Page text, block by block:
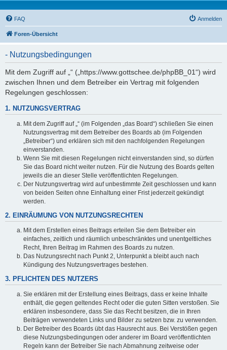
FAQ Anmelden
Foren-Übersicht
- Nutzungsbedingungen
Mit dem Zugriff auf „“ („https://www.gottschee.de/phpBB_01“) wird
zwischen Ihnen und dem Betreiber ein Vertrag mit folgenden
Regelungen geschlossen:
1. NUTZUNGSVERTRAG
Mit dem Zugriff auf „“ (im Folgenden „das Board“) schließen Sie einen
Nutzungsvertrag mit dem Betreiber des Boards ab (im Folgenden
„Betreiber“) und erklären sich mit den nachfolgenden Regelungen
einverstanden.
Wenn Sie mit diesen Regelungen nicht einverstanden sind, so dürfen
Sie das Board nicht weiter nutzen. Für die Nutzung des Boards gelten
jeweils die an dieser Stelle veröffentlichten Regelungen.
Der Nutzungsvertrag wird auf unbestimmte Zeit geschlossen und kann
von beiden Seiten ohne Einhaltung einer Frist jederzeit gekündigt
werden.
2. EINRÄUMUNG VON NUTZUNGSRECHTEN
Mit dem Erstellen eines Beitrags erteilen Sie dem Betreiber ein
einfaches, zeitlich und räumlich unbeschränktes und unentgeltliches
Recht, Ihren Beitrag im Rahmen des Boards zu nutzen.
Das Nutzungsrecht nach Punkt 2, Unterpunkt a bleibt auch nach
Kündigung des Nutzungsvertrages bestehen.
3. PFLICHTEN DES NUTZERS
Sie erklären mit der Erstellung eines Beitrags, dass er keine Inhalte
enthält, die gegen geltendes Recht oder die guten Sitten verstoßen. Sie
erklären insbesondere, dass Sie das Recht besitzen, die in Ihren
Beiträgen verwendeten Links und Bilder zu setzen bzw. zu verwenden.
Der Betreiber des Boards übt das Hausrecht aus. Bei Verstößen gegen
diese Nutzungsbedingungen oder anderer im Board veröffentlichten
Regeln kann der Betreiber Sie nach Abmahnung zeitweise oder